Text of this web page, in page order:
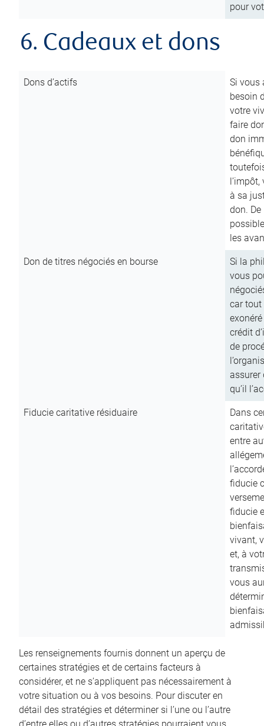
pour
6. Cadeaux et dons
Dons d’actifs
Si vous
besoin
votre
faire
don
à sa
don.
les
Don de titres négociés en bourse
Si la
vous
car tout
crédit
de
assurer
qu’il
Fiducie caritative résiduaire
Dans
entre
fiducie
fiducie
vivant,
et, à
vous
Les renseignements fournis donnent un aperçu de
certaines stratégies et de certains facteurs à
considérer, et ne s’appliquent pas nécessairement à
votre situation ou à vos besoins. Pour discuter en
détail des stratégies et déterminer si l’une ou l’autre
d’entre elles ou d’autres stratégies pourraient vous